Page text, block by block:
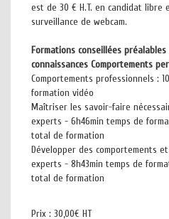
est de 30 € H.T. en candidat libre
surveillance de webcam.
Formations conseillées
connaissances Comportements
Comportements professionnels :
formation vidéo
Maîtriser les savoir-faire
experts - 6h46min temps de
total de formation
Développer des comportements
experts - 8h43min temps de
total de formation
Prix : 30,00€ HT